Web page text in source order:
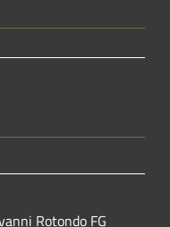
Rotondo FG